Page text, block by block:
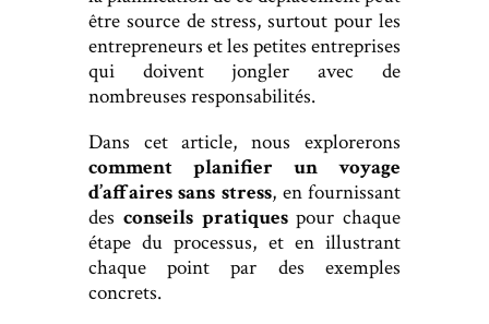
être source de stress, surtout pour les
entrepreneurs et les petites entreprises
qui doivent jongler avec de
nombreuses responsabilités.
Dans cet article, nous explorerons
comment planifier un voyage
d’affaires sans stress, en fournissant
des conseils pratiquespour chaque
étape du processus, et en illustrant
chaque point par des exemples
concrets.